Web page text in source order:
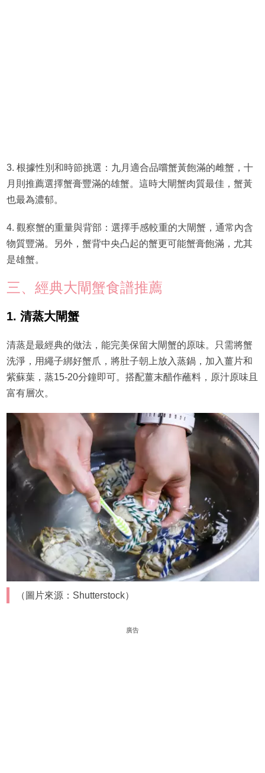
3. 根據性別和時節挑選：九月適合品嚐蟹黃飽滿的雌蟹，十
月則推薦選擇蟹膏豐滿的雄蟹。這時大閘蟹肉質最佳，蟹黃
也最為濃郁。
4. 觀察蟹的重量與背部：選擇手感較重的大閘蟹，通常內含
物質豐滿。另外，蟹背中央凸起的蟹更可能蟹膏飽滿，尤其
是雄蟹。
三、經典大閘蟹食譜推薦
1. 清蒸大閘蟹
清蒸是最經典的做法，能完美保留大閘蟹的原味。只需將蟹
洗淨，用繩子綁好蟹爪，將肚子朝上放入蒸鍋，加入薑片和
紫蘇葉，蒸15-20分鐘即可。搭配薑末醋作蘸料，原汁原味且
富有層次。
（圖片來源：Shutterstock）
廣告